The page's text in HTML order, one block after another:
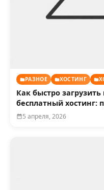
РАЗНОЕ ХОСТИНГ
Как быстро
бесплатный хостинг:
5 апреля, 2026